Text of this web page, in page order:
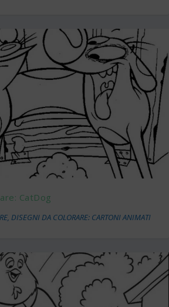
CatDog
,DISEGNI DA COLORARE: CARTONI ANIMATI